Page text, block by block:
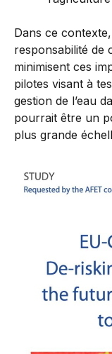
Dans ce
responsabilité de
minimisent ces
pilotes visant à
gestion de l’eau
pourrait être un
plus grande